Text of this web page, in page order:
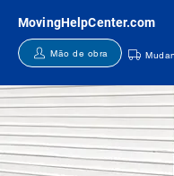
MovingHelpCenter.com
Mão de obra